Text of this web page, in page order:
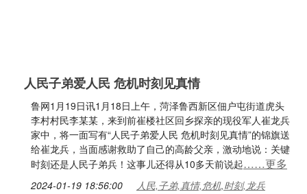
人民子弟爱人民 危机时刻见真情
鲁网1月19日讯1月18日上午，菏泽鲁西新区佃户屯街道虎头
李村村民李某某，来到前崔楼社区回乡探亲的现役军人崔龙兵
家中，将一面写有“人民子弟爱人民 危机时刻见真情”的锦旗送
给崔龙兵，当面感谢救助了自己的高龄父亲，激动地说：关键
时刻还是人民子弟兵！这事儿还得从10多天前说起……更多
2024-01-19 18:56:00 人民,子弟,真情,危机,时刻,龙兵